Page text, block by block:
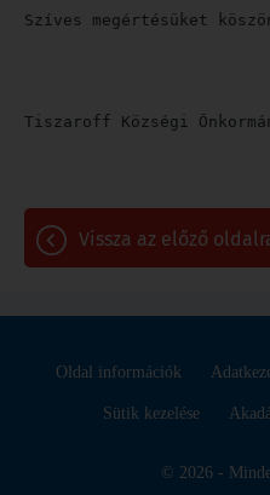
Szíves megértésüket
Tiszaroff Községi
vissza az előző
© 2026 -
Oldal információk
Sütik kezelése